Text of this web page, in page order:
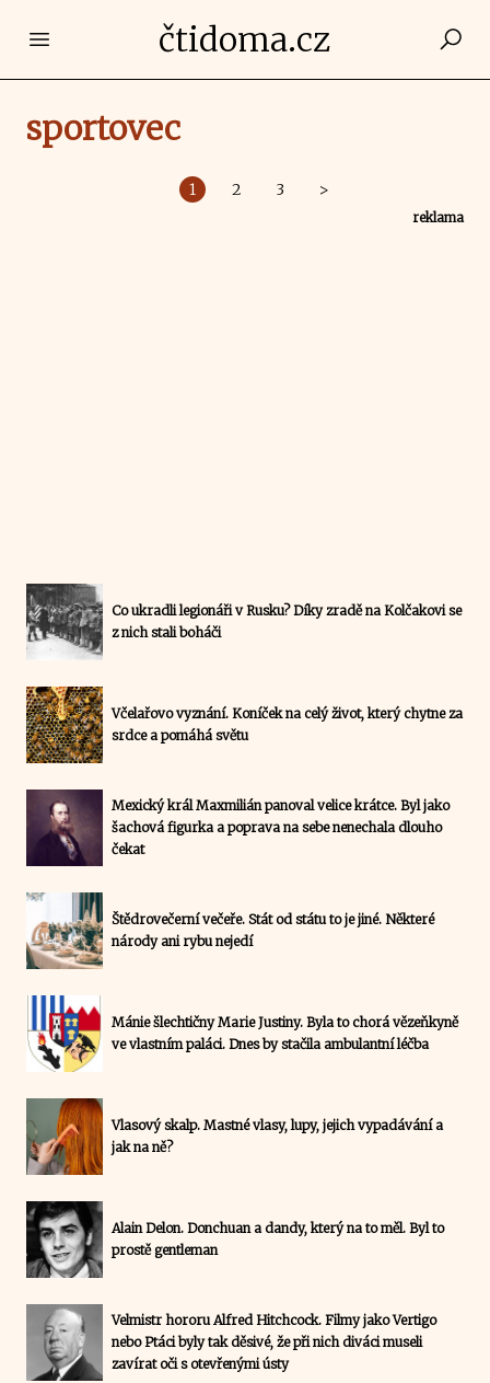
Open main menučtidoma.cz
sportovec
1 2 3 >
reklama
Co ukradli legionáři v Rusku? Díky zradě na Kolčakovi se
z nich stali boháči
Včelařovo vyznání. Koníček na celý život, který chytne za
srdce a pomáhá světu
Mexický král Maxmilián panoval velice krátce. Byl jako
šachová figurka a poprava na sebe nenechala dlouho
čekat
Štědrovečerní večeře. Stát od státu to je jiné. Některé
národy ani rybu nejedí
Mánie šlechtičny Marie Justiny. Byla to chorá vězeňkyně
ve vlastním paláci. Dnes by stačila ambulantní léčba
Vlasový skalp. Mastné vlasy, lupy, jejich vypadávání a
jak na ně?
Alain Delon. Donchuan a dandy, který na to měl. Byl to
prostě gentleman
Velmistr hororu Alfred Hitchcock. Filmy jako Vertigo
nebo Ptáci byly tak děsivé, že při nich diváci museli
zavírat oči s otevřenými ústy